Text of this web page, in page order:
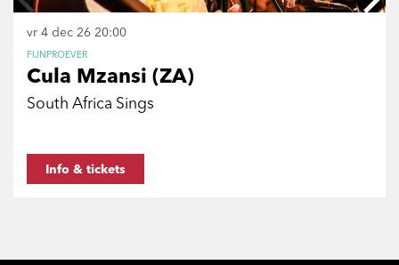
Cula Mzansi (ZA)
South Africa Sings
FIJNPROEVER
vr 4 dec 26 20:00
Info & tickets